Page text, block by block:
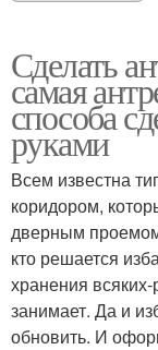
Сделать
самая
способа
руками
Всем известна
коридором,
дверным
кто решается
хранения
занимает. Да и
обновить. И